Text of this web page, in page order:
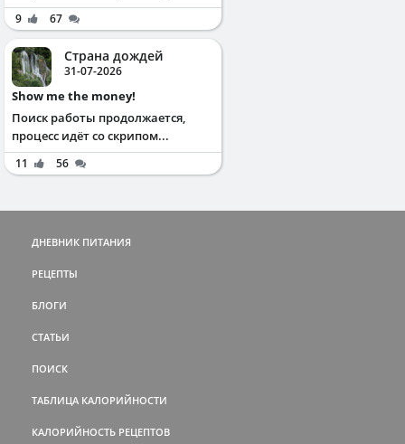
9 67
Страна дождей
31-07-2026
Show me the money!
Поиск работы продолжается,
процесс идёт со скрипом...
11 56
ДНЕВНИК ПИТАНИЯ
РЕЦЕПТЫ
БЛОГИ
СТАТЬИ
ПОИСК
ТАБЛИЦА КАЛОРИЙНОСТИ
КАЛОРИЙНОСТЬ РЕЦЕПТОВ